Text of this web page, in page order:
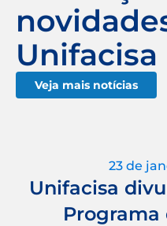
Unifacisa
Veja mais notícias
23 de
Unifacisa
Programa